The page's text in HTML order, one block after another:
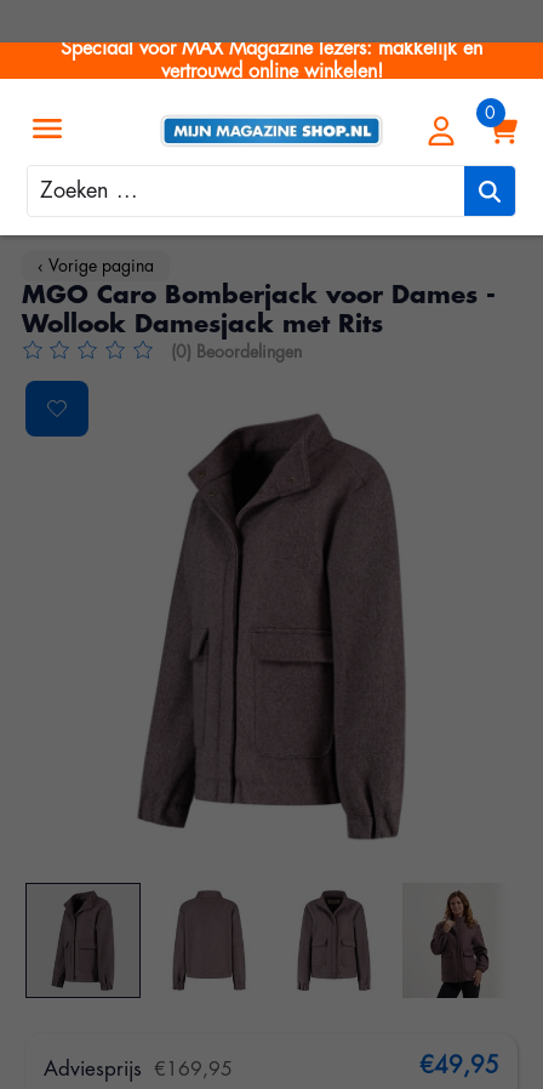
Speciaal voor MAX Magazine lezers: makkelijk en
vertrouwd online winkelen!
Zoeken
‹ Vorige pagina
MGO Caro Bomberjack voor Dames -
Wollook Damesjack met Rits
De beoordeling van dit product is0van de 5
(0) Beoordelingen
Product image slideshow Items
Adviesprijs €169,95 €49,95